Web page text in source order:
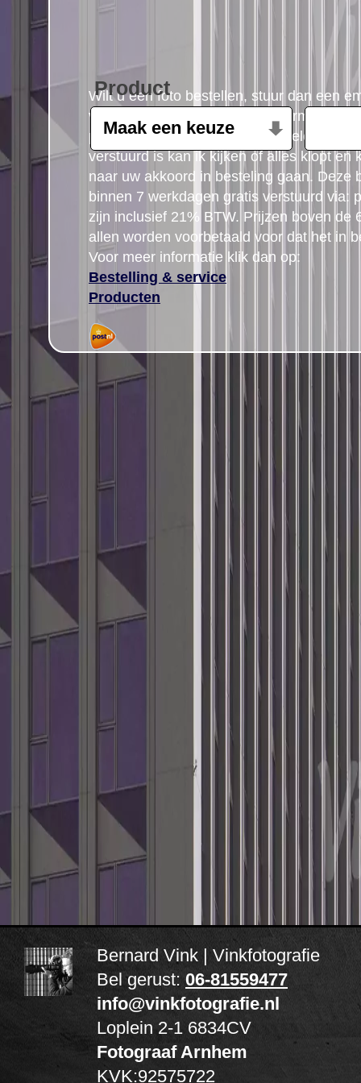
Wilt u een foto bestellen, stuur dan een
volgende gegevens: Product, formaat,
postcode gegegevens plus uw telefoon
verstuurd is kan ik kijken of alles klopt en
naar uw akkoord in besteling gaan. Deze
binnen 7 werkdagen gratis verstuurd via:
zijn inclusief 21% BTW. Prijzen boven de
allen worden voorbetaald voor dat het in
Voor meer informatie klik dan op:
Bestelling & service
Producten
Product
Bernard Vink | Vinkfotografie
Bel gerust: 06-81559477
info@vinkfotografie.nl
Loplein 2-1 6834CV
Fotograaf Arnhem
KVK:92575722